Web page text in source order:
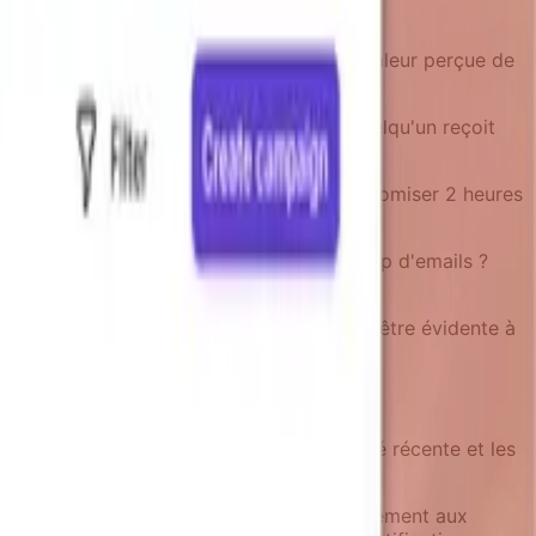
actuelle est plus frustrante que la valeur perçue de
suivant l'événement déclencheur. Si quelqu'un reçoit
elle est réellement utile.
pourrait mentionner « ceci a fait économiser 2 heures
les 6 prochaines heures ».
avant le désabonnement complet. « Trop d'emails ?
qui n'est pas binaire on/off.
notifications ? » La réponse devrait être évidente à
considère l'état utilisateur, l'activité récente et les
pas d'encouragements d'engagement aux